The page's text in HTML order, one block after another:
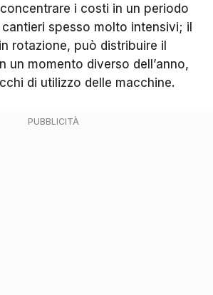
i costi in un periodo
spesso molto intensivi; il
rotazione, può distribuire il
un momento diverso dell’anno,
di utilizzo delle macchine.